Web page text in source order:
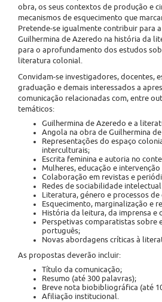
obra, os seus contextos de produção e
mecanismos de esquecimento que
Pretende-se igualmente contribuir para
Guilhermina de Azeredo na história da
para o aprofundamento dos estudos
literatura colonial.
Convidam-se investigadores, docentes,
graduação e demais interessados a
comunicação relacionadas com, entre
temáticos:
Guilhermina de Azeredo e a
Angola na obra de Guilhermina
Representações do espaço
interculturais;
Escrita feminina e autoria no
Mulheres, educação e intervenção
Colaboração em revistas e
Redes de sociabilidade
Literatura, género e processos de
Esquecimento, marginalização e
História da leitura, da imprensa e
Perspetivas comparatistas sobre
português;
Novas abordagens críticas à
As propostas deverão incluir:
Título da comunicação;
Resumo (até 300 palavras);
Breve nota biobibliográfica (até
Afiliação institucional.